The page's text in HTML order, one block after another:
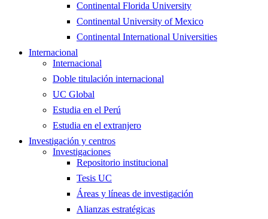
Continental Florida University
Continental University of Mexico
Continental International Universities
Internacional
Internacional
Doble titulación internacional
UC Global
Estudia en el Perú
Estudia en el extranjero
Investigación y centros
Investigaciones
Repositorio institucional
Tesis UC
Áreas y líneas de investigación
Alianzas estratégicas